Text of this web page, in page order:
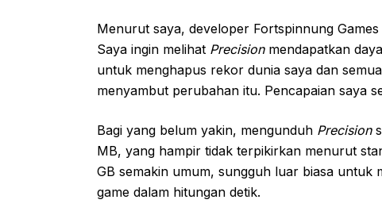
Menurut saya, developer Fortspinnung
Saya ingin melihat Precisionmendapatkan
untuk menghapus rekor dunia saya dan
menyambut perubahan itu. Pencapaian saya
Bagi yang belum yakin, mengunduh Precision
MB, yang hampir tidak terpikirkan menurut
GB semakin umum, sungguh luar biasa untuk
game dalam hitungan detik.